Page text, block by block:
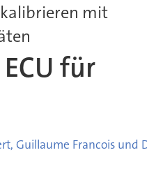
mit
für
Guillaume Francois und